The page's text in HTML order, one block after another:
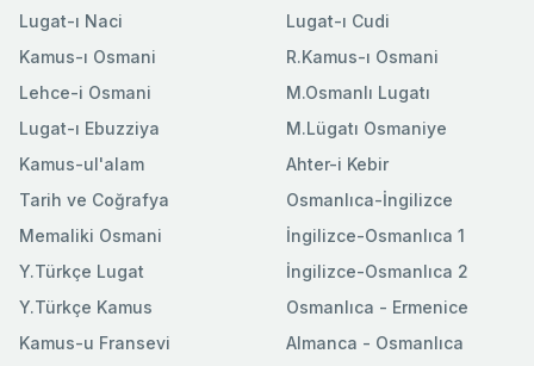
Lugat-ı Naci
Kamus-ı Osmani
Lehce-i Osmani
Lugat-ı Ebuzziya
Lugat-ı Cudi
R.Kamus-ı Osmani
M.Osmanlı Lugatı
M.Lügatı Osmaniye
Kamus-ul'alam
Tarih ve Coğrafya
Memaliki Osmani
Y.Türkçe Lugat
Y.Türkçe Kamus
Ahter-i Kebir
Osmanlıca-İngilizce
İngilizce-Osmanlıca 1
İngilizce-Osmanlıca 2
Osmanlıca - Ermenice
Kamus-u Fransevi
Almanca - Osmanlıca